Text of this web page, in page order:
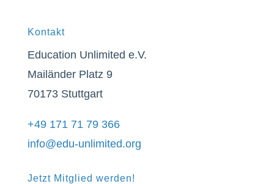
Kontakt
Education Unlimited e.V.
Mailänder Platz 9
70173 Stuttgart
+49 171 71 79 366
info@edu-unlimited.org
Jetzt Mitglied werden!